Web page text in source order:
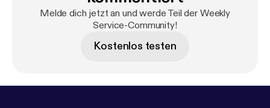
Melde dich jetzt an und werde Teil der Weekly
Service-Community!
Kostenlos testen